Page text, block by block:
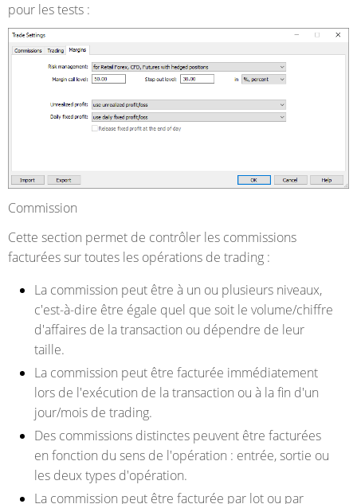
pour les tests :
Commission
Cette section permet de contrôler les commissions
facturées sur toutes les opérations de trading :
La commission peut être à un ou plusieurs niveaux,
c'est-à-dire être égale quel que soit le volume/chiffre
d'affaires de la transaction ou dépendre de leur
taille.
La commission peut être facturée immédiatement
lors de l'exécution de la transaction ou à la fin d'un
jour/mois de trading.
Des commissions distinctes peuvent être facturées
en fonction du sens de l'opération : entrée, sortie ou
les deux types d'opération.
La commission peut être facturée par lot ou par